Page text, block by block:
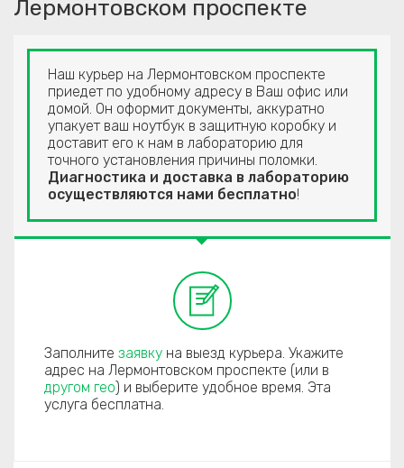
Лермонтовском проспекте
Наш курьер на Лермонтовском проспекте
приедет по удобному адресу в Ваш офис или
домой. Он оформит документы, аккуратно
упакует ваш ноутбук в защитную коробку и
доставит его к нам в лабораторию для
точного установления причины поломки.
Диагностика и доставка в лабораторию
осуществляются нами бесплатно!
Заполните заявку на выезд курьера. Укажите
адрес на Лермонтовском проспекте (или в
другом гео) и выберите удобное время. Эта
услуга бесплатна.